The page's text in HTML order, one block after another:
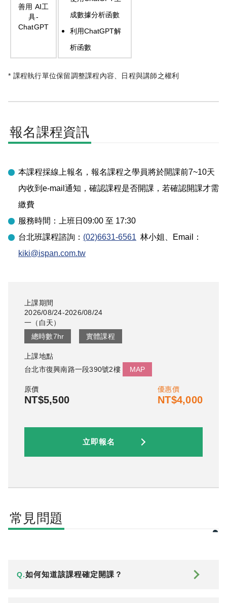
善用 AI工
具-
ChatGPT
成數據分析函數
利用ChatGPT解
析函數
* 課程執行單位保留調整課程內容、日程與講師之權利
報名課程資訊
本課程採線上報名，報名課程之學員將於開課前7~10天
內收到e-mail通知，確認課程是否開課，若確認開課才需
繳費
服務時間：上班日09:00 至 17:30
台北班課程諮詢： (02)6631-6561 林小姐
、Email：
kiki@ispan.com.tw
上課期間
2026/08/24-2026/08/24
一 （ 白天）
總時數7hr 實體課程
上課地點
台北市復興南路一段390號2樓
MAP
原價
NT$5,500
優惠價
NT$4,000
立即報名
常見問題
Q.如何知道該課程確定開課？